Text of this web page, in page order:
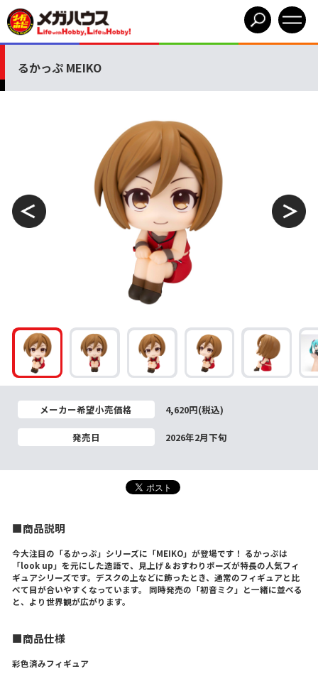
るかっぷ MEIKO
メーカー希望小売価格 4,620円(税込)
発売日 2026年2月下旬
■商品説明
今大注目の「るかっぷ」シリーズに「MEIKO」が登場です！ るかっぷは
「look up」を元にした造語で、見上げ＆おすわりポーズが特長の人気フィ
ギュアシリーズです。デスクの上などに飾ったとき、通常のフィギュアと比
べて目が合いやすくなっています。 同時発売の「初音ミク」と一緒に並べる
と、より世界観が広がります。
■商品仕様
彩色済みフィギュア